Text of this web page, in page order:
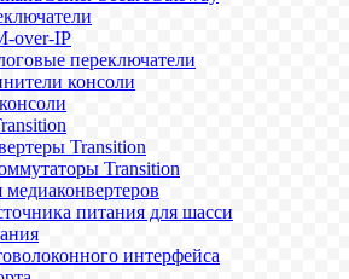
over-IP
переключатели
консоли
Transition
Transition
питания для шасси
интерфейса